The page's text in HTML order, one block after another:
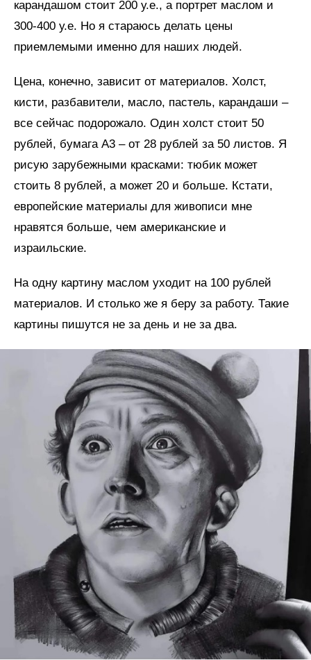
карандашом стоит 200 у.е., а портрет маслом и
300-400 у.е. Но я стараюсь делать цены
приемлемыми именно для наших людей.
Цена, конечно, зависит от материалов. Холст,
кисти, разбавители, масло, пастель, карандаши –
все сейчас подорожало. Один холст стоит 50
рублей, бумага А3 – от 28 рублей за 50 листов. Я
рисую зарубежными красками: тюбик может
стоить 8 рублей, а может 20 и больше. Кстати,
европейские материалы для живописи мне
нравятся больше, чем американские и
израильские.
На одну картину маслом уходит на 100 рублей
материалов. И столько же я беру за работу. Такие
картины пишутся не за день и не за два.